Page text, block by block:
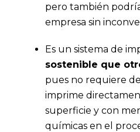
pero también
empresa sin
Es un sistema de
sostenible que
pues no requiere
imprime
superficie y con
químicas en el